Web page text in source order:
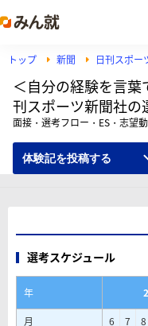
トップ 新聞 日刊スポー
＜自分の経験を言葉
刊スポーツ新聞社の
面接・選考フロー・ES・志望
体験記を投稿する
選考スケジュール
年
月
6 7 8